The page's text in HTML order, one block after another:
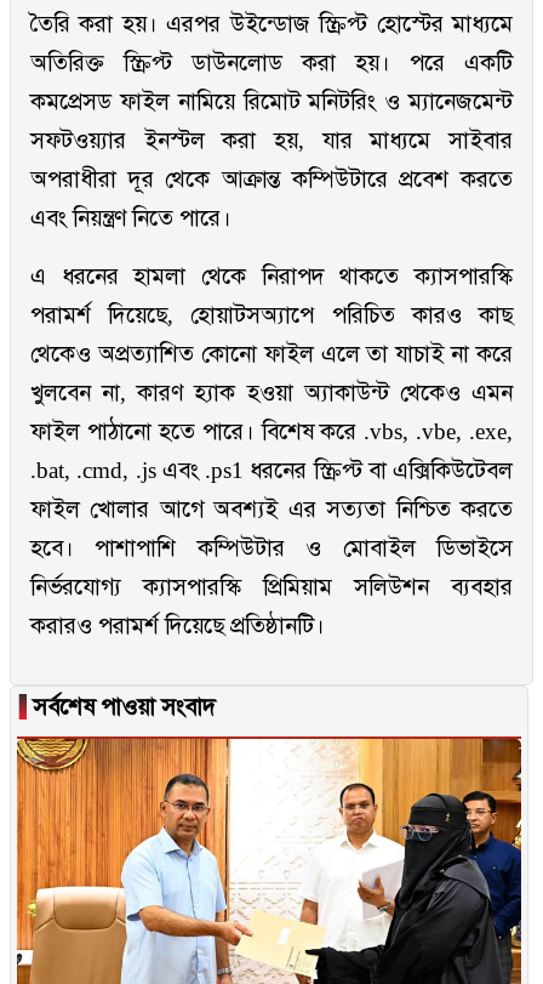
তৈরি করা হয়। এরপর উইন্ডোজ স্ক্রিপ্ট হোস্টের মাধ্যমে
অতিরিক্ত স্ক্রিপ্ট ডাউনলোড করা হয়। পরে একটি
কমপ্রেসড ফাইল নামিয়ে রিমোট মনিটরিং ও ম্যানেজমেন্ট
সফটওয়্যার ইনস্টল করা হয়, যার মাধ্যমে সাইবার
অপরাধীরা দূর থেকে আক্রান্ত কম্পিউটারে প্রবেশ করতে
এবং নিয়ন্ত্রণ নিতে পারে।
এ ধরনের হামলা থেকে নিরাপদ থাকতে ক্যাসপারস্কি
পরামর্শ দিয়েছে, হোয়াটসঅ্যাপে পরিচিত কারও কাছ
থেকেও অপ্রত্যাশিত কোনো ফাইল এলে তা যাচাই না করে
খুলবেন না, কারণ হ্যাক হওয়া অ্যাকাউন্ট থেকেও এমন
ফাইল পাঠানো হতে পারে। বিশেষ করে .vbs, .vbe, .exe,
.bat, .cmd, .js এবং .ps1 ধরনের স্ক্রিপ্ট বা এক্সিকিউটেবল
ফাইল খোলার আগে অবশ্যই এর সত্যতা নিশ্চিত করতে
হবে। পাশাপাশি কম্পিউটার ও মোবাইল ডিভাইসে
নির্ভরযোগ্য ক্যাসপারস্কি প্রিমিয়াম সলিউশন ব্যবহার
করারও পরামর্শ দিয়েছে প্রতিষ্ঠানটি।
▐সর্বশেষ পাওয়া সংবাদ